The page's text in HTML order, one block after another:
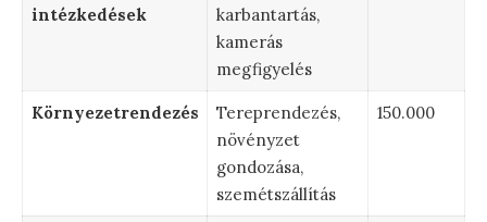
intézkedések
karbantartás,
kamerás
megfigyelés
Környezetrendezés
Tereprendezés,
növényzet
gondozása,
szemétszállítás
150.000